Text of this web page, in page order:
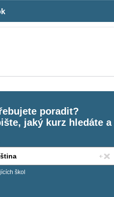
poradit?
jaký kurz hledáte
škol